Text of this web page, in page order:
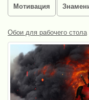
Мотивация
Обои для рабочего стола